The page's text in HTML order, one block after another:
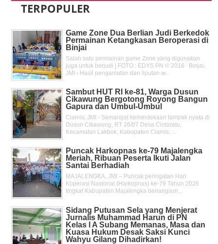
TERPOPULER
Game Zone Dua Berlian Judi Berkedok
Permainan Ketangkasan Beroperasi di
Binjai
Salah satu permainan game Zone yang digunakan
juga untuk berjudi | FOTO : EDYS PN © 2016 Binjai,
JMI - Hasil pengamatan dan liputan w...
Sambut HUT RI ke-81, Warga Dusun
Cikawung Bergotong Royong Bangun
Gapura dan Umbul-Umbul
Ciamis, JMI - Semangat kemerdekaan tampak nyata di
Dusun Cikawung, RT 26/07 Desa Cintaratu,
Kecamatan Lakbok, Kabupaten Ciamis, ...
Puncak Harkopnas ke-79 Majalengka
Meriah, Ribuan Peserta Ikuti Jalan
Santai Berhadiah
MAJALENGKA, JMI – Puncak peringatan Hari
Koperasi Nasional (Harkopnas) ke-79 Tahun 2026
tingkat Kabupaten Majalengka berlangsun...
Sidang Putusan Sela yang Menjerat
Jurnalis Muhammad Harun di PN
Kelas l A Subang Memanas, Masa dan
Kuasa Hukum Desak Saksi Kunci
Wahyu Gilang Dihadirkan!